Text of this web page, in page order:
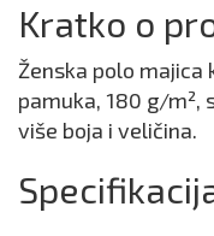
Kratko o
Ženska polo majica
pamuka, 180 g/m²,
više boja i veličina.